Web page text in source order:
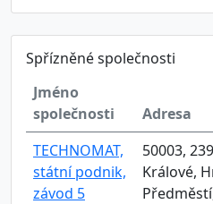
Spřízněné společnosti
Jméno
společnosti
Adresa
TECHNOMAT,
státní podnik,
závod 5
50003,
Králové,